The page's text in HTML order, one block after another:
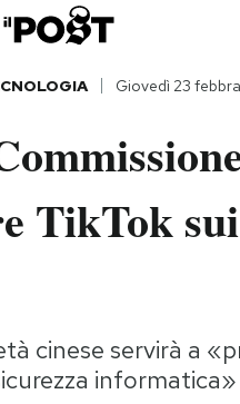
Giovedì 23
TikTok
cinese servirà a
informatica»